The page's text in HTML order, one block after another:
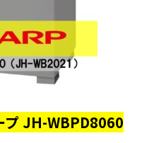
プ JH-WBPD8060